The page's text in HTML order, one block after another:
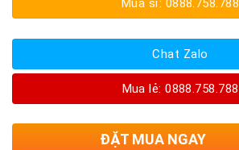
Mua sỉ: 0888.758.788
Chat Zalo
Mua lẻ: 0888.758.788
ĐẶT MUA NGAY